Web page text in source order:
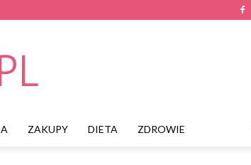
ZAKUPY DIETA ZDROWIE